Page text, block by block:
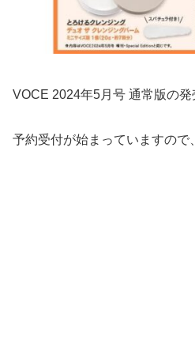
VOCE 2024年5月号 通常版の発
予約受付が始まっていますので